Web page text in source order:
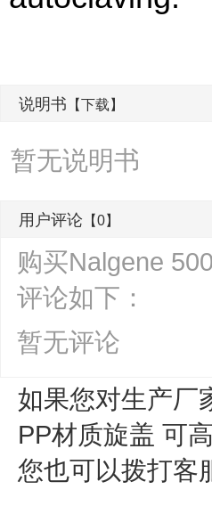
说明书 【下载】
暂无说明书
用户评论 【0】
购买Nalgene
评论如下：
暂无评论
如果您对生产厂
PP材质旋盖 可
您也可以拨打客